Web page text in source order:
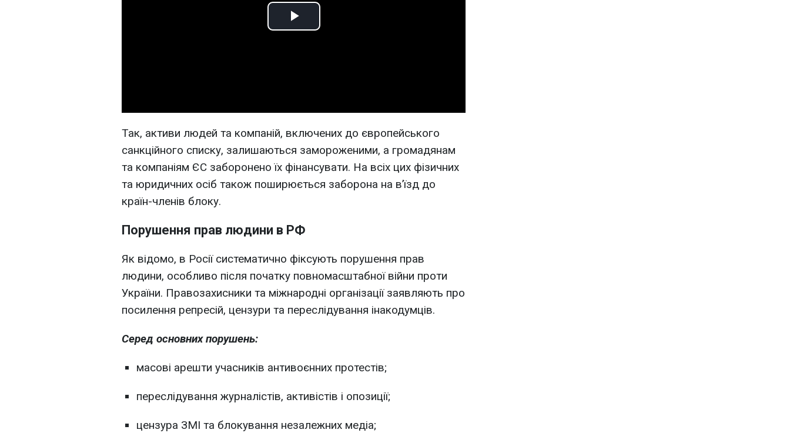
Play
Так, активи людей та компаній, включених до європейського
санкційного списку, залишаються замороженими, а громадянам
та компаніям ЄС заборонено їх фінансувати. На всіх цих фізичних
та юридичних осіб також поширюється заборона на в’їзд до
країн-членів блоку.
Порушення прав людини в РФ
Як відомо, в Росії систематично фіксують порушення прав
людини, особливо після початку повномасштабної війни проти
України. Правозахисники та міжнародні організації заявляють про
посилення репресій, цензури та переслідування інакодумців.
Серед основних порушень:
масові арешти учасників антивоєнних протестів;
переслідування журналістів, активістів і опозиції;
цензура ЗМІ та блокування незалежних медіа;